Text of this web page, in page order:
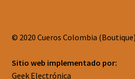
© 2020 Cueros Colombia (Boutique)
Sitio web implementado por:
Geek Electrónica